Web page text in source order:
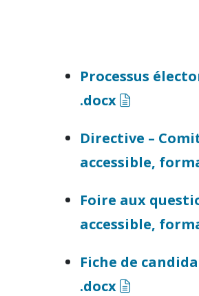
Processus
.docx
(docx)
Directive –
accessible,
Foire aux
accessible,
Fiche de
.docx
(docx)